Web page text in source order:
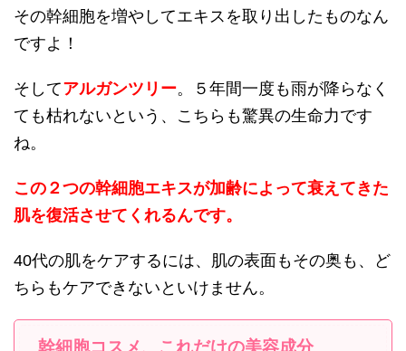
その幹細胞を増やしてエキスを取り出したものなん
ですよ！
そしてアルガンツリー。５年間一度も雨が降らなく
ても枯れないという、こちらも驚異の生命力です
ね。
この２つの幹細胞エキスが加齢によって衰えてきた
肌を復活させてくれるんです。
40代の肌をケアするには、肌の表面もその奥も、ど
ちらもケアできないといけません。